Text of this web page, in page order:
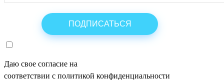
Даю свое согласие на
соответствии с политикой конфиденциальности